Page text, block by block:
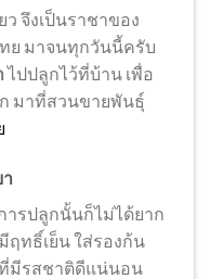
จึงเป็นราชาของ
ย มาจนทุกวันนี้ครับ
ไปปลูกไว้ที่บ้าน เพื่อ
มาที่สวนขายพันธุ์
ารปลูกนั้นก็ไม่ได้ยาก
ฤทธิ์เย็น ใส่รองก้น
มีรสชาติดีแน่นอน